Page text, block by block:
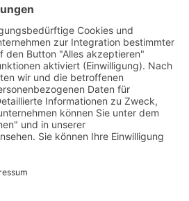
VORSCHAU